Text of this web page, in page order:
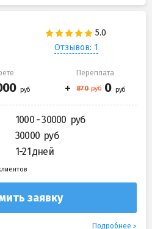
Отзывов: 1
Переплата
1000 - 30000
30000
1-21 дней
заявку
Подробнее